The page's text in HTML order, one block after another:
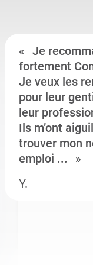
Je
fortement
Je veux les
pour leur
leur
Ils m’ont
trouver mon
emploi ...
Y.